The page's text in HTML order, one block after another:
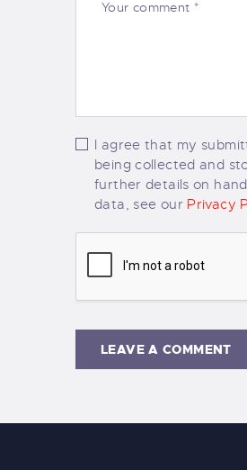
I agree that my
being collected and
further details on
data, see our Privacy